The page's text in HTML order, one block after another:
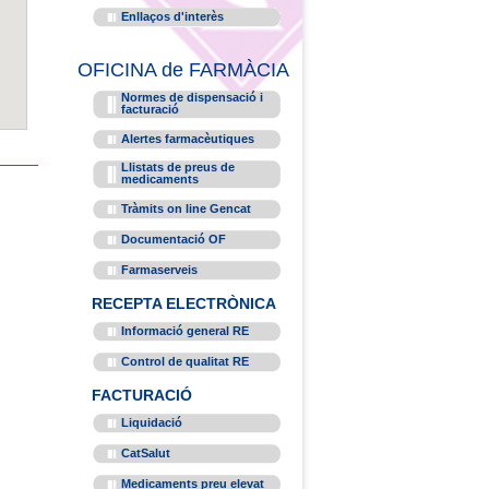
Enllaços d'interès
OFICINA de FARMÀCIA
Normes de dispensació i
facturació
Alertes farmacèutiques
Llistats de preus de
medicaments
Tràmits on line Gencat
Documentació OF
Farmaserveis
RECEPTA ELECTRÒNICA
Informació general RE
Control de qualitat RE
FACTURACIÓ
Liquidació
CatSalut
Medicaments preu elevat